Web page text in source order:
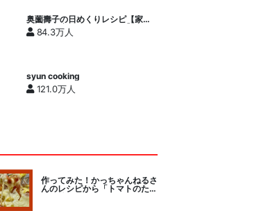
奥薗壽子の日めくりレシピ【家庭
料理研究家公式チャンネル】
84.3万人
syun cooking
121.0万人
作ってみた！かっちゃんねるさ
んのレシピから「トマトのたま